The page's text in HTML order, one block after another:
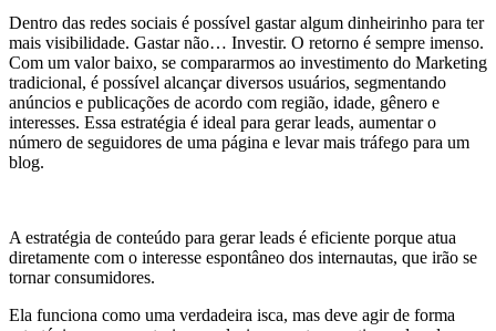
Dentro das redes sociais é possível gastar algum dinheirinho para ter
mais visibilidade. Gastar não… Investir. O retorno é sempre imenso.
Com um valor baixo, se compararmos ao investimento do Marketing
tradicional, é possível alcançar diversos usuários, segmentando
anúncios e publicações de acordo com região, idade, gênero e
interesses. Essa estratégia é ideal para gerar leads, aumentar o
número de seguidores de uma página e levar mais tráfego para um
blog.
A estratégia de conteúdo para gerar leads é eficiente porque atua
diretamente com o interesse espontâneo dos internautas, que irão se
tornar consumidores.
Ela funciona como uma verdadeira isca, mas deve agir de forma